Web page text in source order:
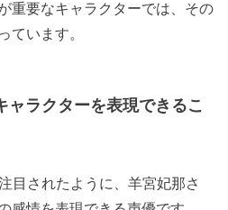
重要なキャラクターでは、その
ています。
ャラクターを表現できるこ
目されたように、羊宮妃那さ